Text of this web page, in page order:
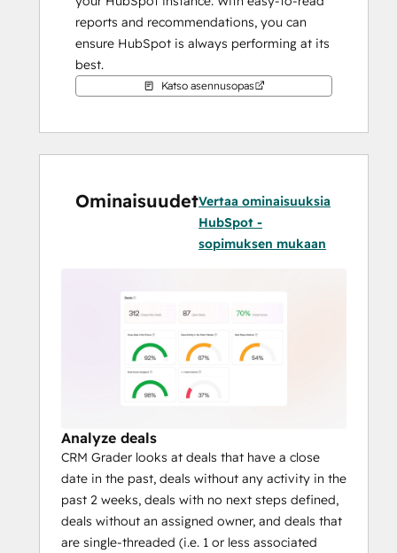
reports and recommendations, you can
ensure HubSpot is always performing at its
best.
Katso asennusopas
OminaisuudetVertaa ominaisuuksia
HubSpot -
sopimuksen mukaan
Analyze deals
CRM Grader looks at deals that have a close
date in the past, deals without any activity in the
past 2 weeks, deals with no next steps defined,
deals without an assigned owner, and deals that
are single-threaded (i.e. 1 or less associated